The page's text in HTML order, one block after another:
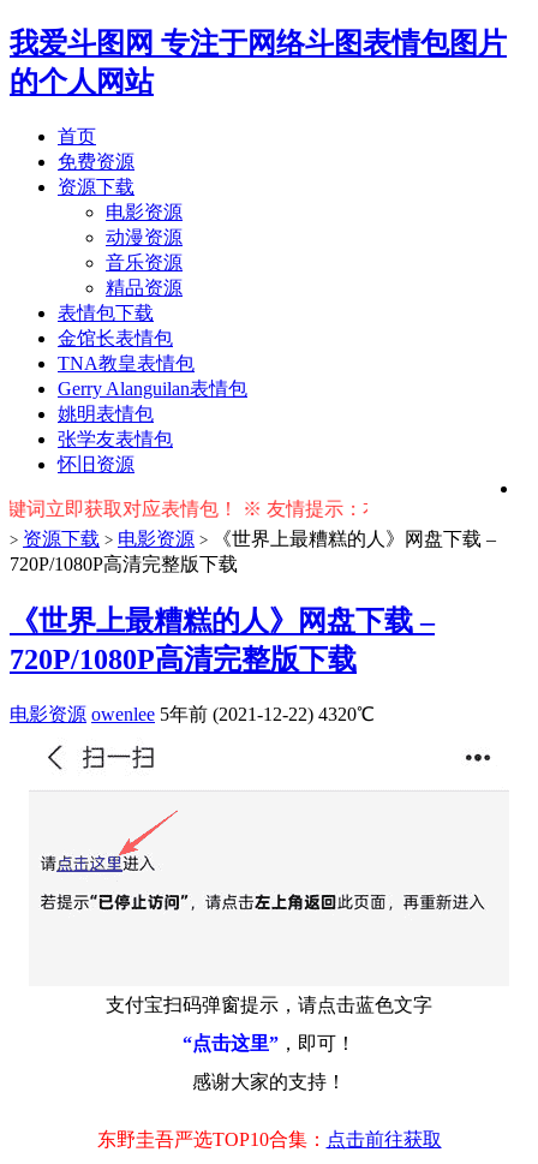
我爱斗图网 专注于网络斗图表情包图片
的个人网站
首页
免费资源
资源下载
电影资源
动漫资源
音乐资源
精品资源
表情包下载
金馆长表情包
TNA教皇表情包
Gerry Alanguilan表情包
姚明表情包
张学友表情包
怀旧资源
即获取对应表情包！ ※ 友情提示：右上角输入搜索词按回车
> 资源下载 > 电影资源 >
《世界上最糟糕的人》网盘下载 –
720P/1080P高清完整版下载
《世界上最糟糕的人》网盘下载 –
720P/1080P高清完整版下载
电影资源 owenlee 5年前 (2021-12-22) 4320℃
支付宝扫码弹窗提示，请点击蓝色文字
“点击这里” ，即可！
感谢大家的支持！
东野圭吾严选TOP10合集： 点击前往获取